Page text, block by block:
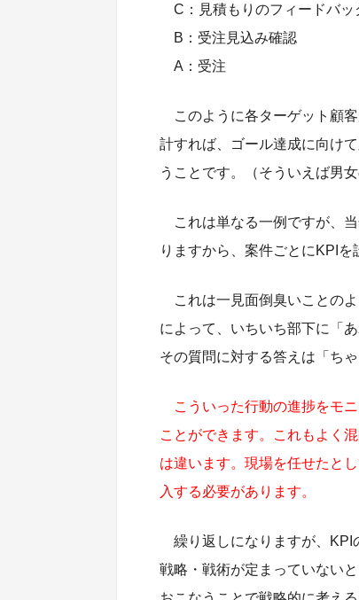
C：見積もりのフィードバッ
B：受注見込み確認
A：受注
このように各ターゲット顧
計すれば、ゴール達成に向け
うことです。（そういえば男
これは単なる一例ですが、
りますから、案件ごとにKPIを
これは一見面倒臭いことの
によって、いちいち部下に「
その質問に対する答えは「ち
こういった行動の進捗をモ
ことができます。これもよく
は違います。現場を任せたと
入する必要があります。
繰り返しになりますが、
戦略・戦術が定まっていない